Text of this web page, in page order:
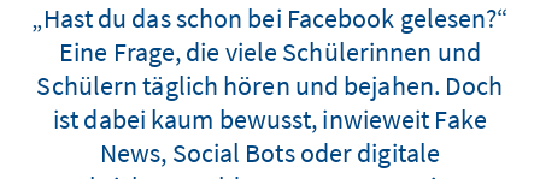
„Hast du das schon bei Facebook gelesen?“
Eine Frage, die viele Schülerinnen und
Schülern täglich hören und bejahen. Doch
ist dabei kaum bewusst, inwieweit Fake
News, Social Bots oder digitale